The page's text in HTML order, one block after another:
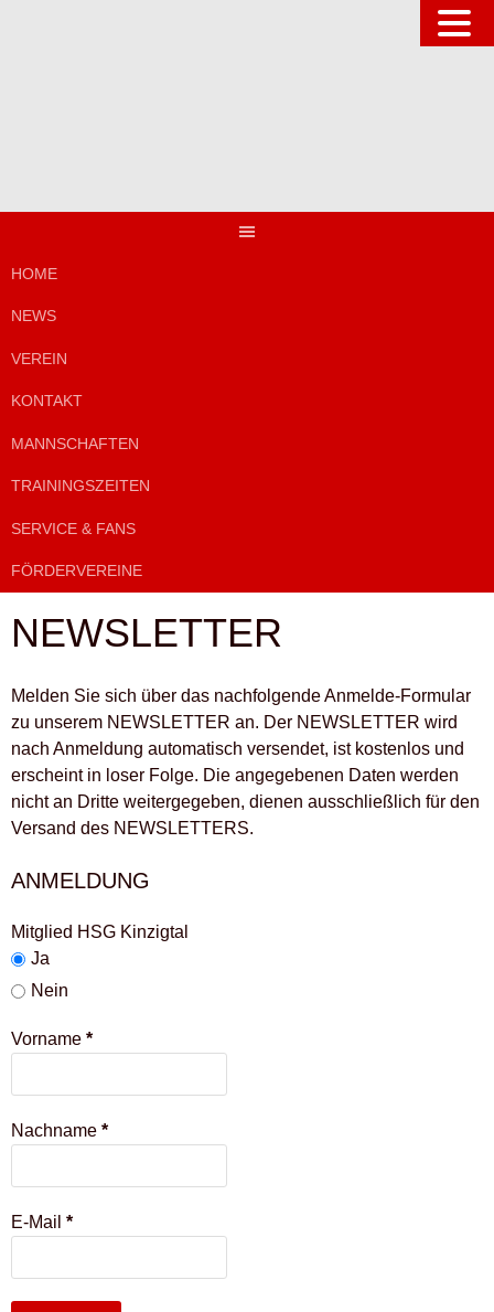
HOME
NEWS
VEREIN
KONTAKT
MANNSCHAFTEN
TRAININGSZEITEN
SERVICE & FANS
FÖRDERVEREINE
NEWSLETTER
Melden Sie sich über das nachfolgende Anmelde-Formular
zu unserem NEWSLETTER an. Der NEWSLETTER wird
nach Anmeldung automatisch versendet, ist kostenlos und
erscheint in loser Folge. Die angegebenen Daten werden
nicht an Dritte weitergegeben, dienen ausschließlich für den
Versand des NEWSLETTERS.
ANMELDUNG
Mitglied HSG Kinzigtal
Ja
Nein
Vorname *
Nachname *
E-Mail *